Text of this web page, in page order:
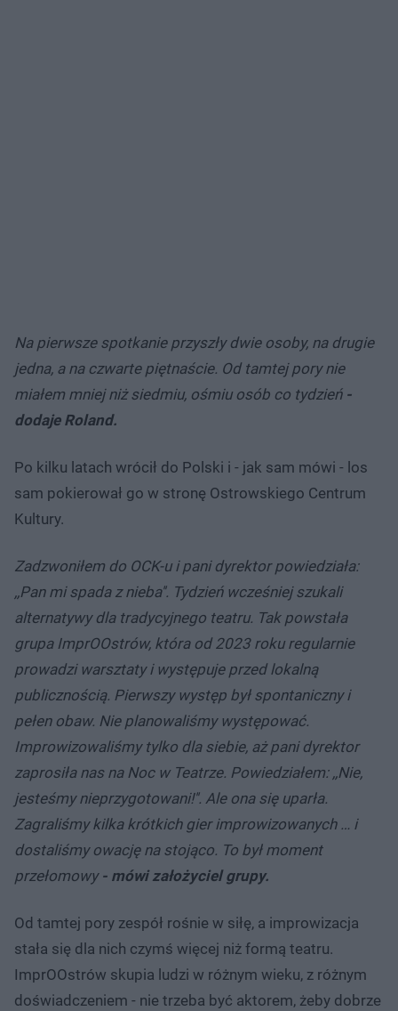
Na pierwsze spotkanie przyszły dwie osoby, na drugie
jedna, a na czwarte piętnaście. Od tamtej pory nie
miałem mniej niż siedmiu, ośmiu osób co tydzień -
dodaje Roland.
Po kilku latach wrócił do Polski i - jak sam mówi - los
sam pokierował go w stronę Ostrowskiego Centrum
Kultury.
Zadzwoniłem do OCK-u i pani dyrektor powiedziała:
,,Pan mi spada z nieba''. Tydzień wcześniej szukali
alternatywy dla tradycyjnego teatru. Tak powstała
grupa ImprOOstrów, która od 2023 roku regularnie
prowadzi warsztaty i występuje przed lokalną
publicznością. Pierwszy występ był spontaniczny i
pełen obaw. Nie planowaliśmy występować.
Improwizowaliśmy tylko dla siebie, aż pani dyrektor
zaprosiła nas na Noc w Teatrze. Powiedziałem: ,,Nie,
jesteśmy nieprzygotowani!''. Ale ona się uparła.
Zagraliśmy kilka krótkich gier improwizowanych … i
dostaliśmy owację na stojąco. To był moment
przełomowy- mówi założyciel grupy.
Od tamtej pory zespół rośnie w siłę, a improwizacja
stała się dla nich czymś więcej niż formą teatru.
ImprOOstrów skupia ludzi w różnym wieku, z różnym
doświadczeniem - nie trzeba być aktorem, żeby dobrze